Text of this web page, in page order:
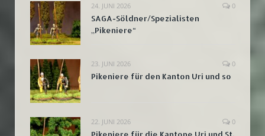
24. JUNI 2026 0
SAGA-Söldner/Spezialisten
„Pikeniere“
23. JUNI 2026 0
Pikeniere für den Kanton Uri und so
22. JUNI 2026 0